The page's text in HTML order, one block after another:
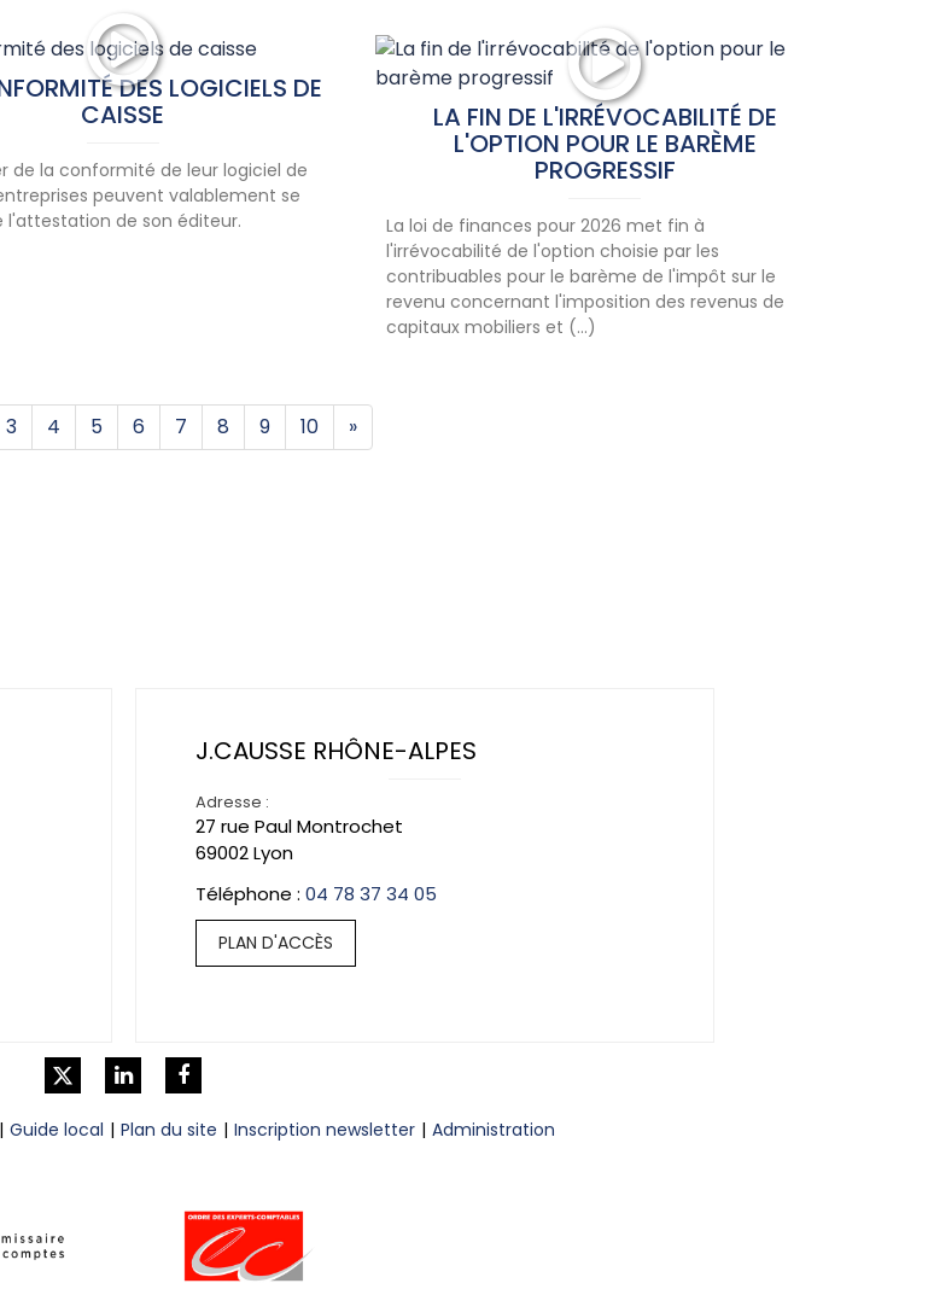
DES LOGICIELS DE
CAISSE
de la conformité de leur logiciel de
peuvent valablement se
l'attestation de son éditeur.
LA FIN DE L'IRRÉVOCABILITÉ DE
L'OPTION POUR LE BARÈME
PROGRESSIF
La loi de finances pour 2026 met fin à
l'irrévocabilité de l'option choisie par les
contribuables pour le barème de l'impôt sur le
revenu concernant l'imposition des revenus de
capitaux mobiliers et (...)
3 4 5 6 7 8 9 10 »
J.CAUSSE RHÔNE-ALPES
Adresse :
27 rue Paul Montrochet
69002Lyon
04 78 37 34 05
PLAN D'ACCÈS
Guide local Plan du site Inscription newsletter Administration